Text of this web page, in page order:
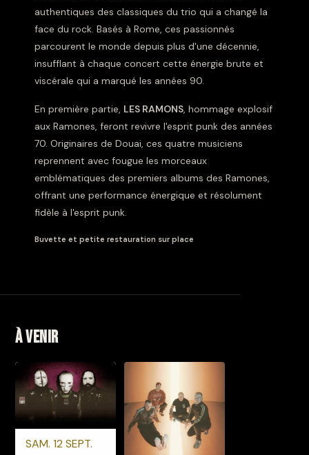
authentiques des classiques du trio qui a changé la
face du rock. Basés à Rome, ces passionnés
parcourent le monde depuis plus d'une décennie,
insufflant à chaque concert cette énergie brute et
viscérale qui a marqué les années 90.
En première partie, LES RAMONS, hommage explosif
aux Ramones, feront revivre l'esprit punk des années
70. Originaires de Douai, ces quatre musiciens
reprennent avec fougue les morceaux
emblématiques des premiers albums des Ramones,
offrant une performance énergique et résolument
fidèle à l'esprit punk.
Buvette et petite restauration sur place
À venir
SAM. 12 SEPT.